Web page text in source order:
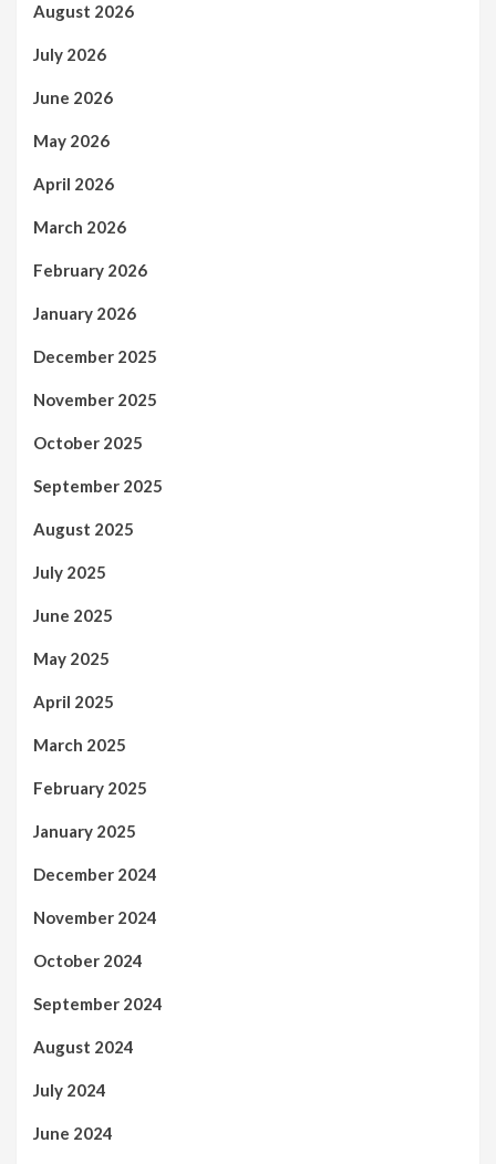
August 2026
July 2026
June 2026
May 2026
April 2026
March 2026
February 2026
January 2026
December 2025
November 2025
October 2025
September 2025
August 2025
July 2025
June 2025
May 2025
April 2025
March 2025
February 2025
January 2025
December 2024
November 2024
October 2024
September 2024
August 2024
July 2024
June 2024